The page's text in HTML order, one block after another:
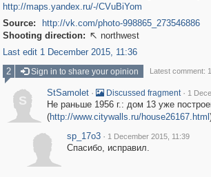
http://maps.yandex.ru/-/CVuBiYom
Source:
http://vk.com/photo-998865_273546886
Shooting direction:  northwest
Last edit 1 December 2015, 11:36
2
Sign in to share your opinion Latest comment:
S
StSamolet · Discussed fragment · 1
Не раньше 1956 г.: дом 13 уже
(http://www.citywalls.ru/house26167.html
sp_17o3 · 1 December 2015, 11:39
Спасибо, исправил.